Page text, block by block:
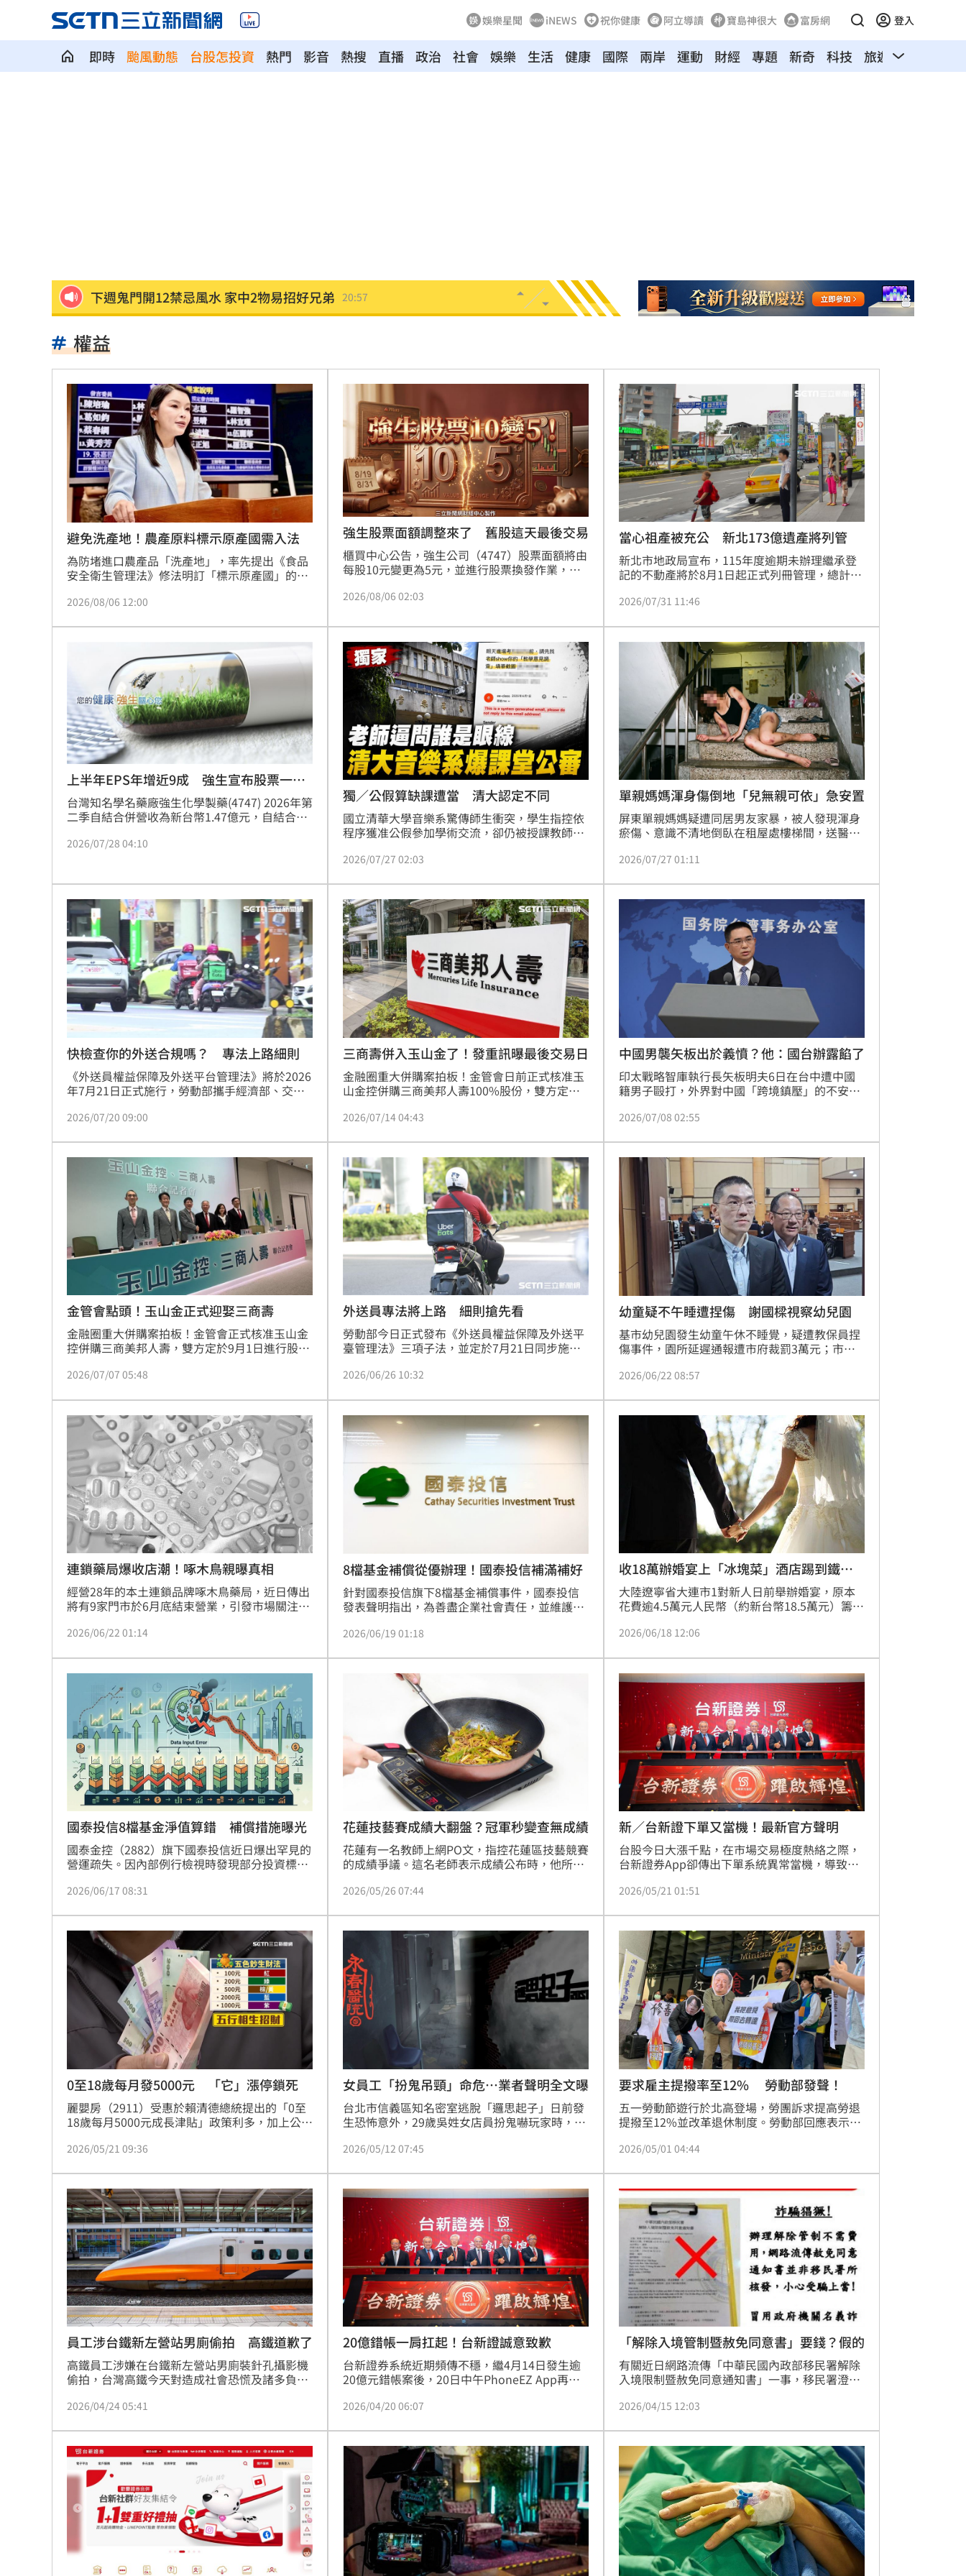
娛樂星聞 iNEWS 祝你健康 阿立導讀 寶島神很大 富房網 登入
即時 颱風動態 台股怎投資 熱門 影音 熱搜 直播 政治 社會 娛樂 生活 健康 國際 兩岸 運動 財經 專題 新奇 科技 旅遊 汽車
下週鬼門開12禁忌風水 家中2物易招好兄弟 20:57
一直放屁還大不出來！醫揭大腸癌3警訊
攪局父親節！中颱白海豚挾狂風暴雨炸雙北 20:30
泰國少年槍案 揭家庭、校園槍枝管理困境 20:20
獨／早療課彈7歲童額頭 家長控不當治療 20:11
AKIRA開唱藏彩蛋！兒子首度驚喜獻「聲」 20:06
台灣囡仔來了 馬蒔權開唱嗨喊：我是誰？ 20:05
驚傳駭客猛攻華爾街 多家受害者已吐贖金 20:02
公推孫散步遭撞亡 女慟:沒有爸爸的父親節 19:42
台南大貨車、自小客事故 1名駕駛死亡 19:38
崔立于高雄開唱 台下讓他氣噗噗：隨便啦 19:32
兄弟打線突破後勁 黃韋盛3打點率隊2連勝 19:32
龍藏經7折仍要131.6萬 他原價現金秒結帳 19:29
台灣彩券開獎直播中
LIVE三立+24小時直播 15:27
台彩父親節推新刮刮樂千萬頭獎超「爸」氣 12:00
「拍片人的多重宇宙」職涯論壇9/12登場！ 10:30
8國球員齊聚高雄 Formosa 7s掀足球熱潮 10:00
理想混蛋號召粉絲跨海追星吃美食！ 18:15
權益
避免洗產地！農產原料標示原產國需入法
為防堵進口農產品「洗產地」，率先提出《食品
安全衛生管理法》修法明訂「標示原產國」的立
依據製造時「投料重量」前三名作為揭示標準，
特定農漁畜產品原料，且實際上含有該原料，也
必須標示原產國，避免業者利用配方比例來規
2026/08/06 12:00
強生股票面額調整來了 舊股這天最後交易
櫃買中心公告，強生公司（4747）股票面額將由
每股10元變更為5元，並進行股票換發作業，新
別提醒投資人，新股票上櫃買賣日之參考價將按
收盤價之2分之1，強生公司之股票簡稱將更改為
「強生*」。
2026/08/06 02:03
當心祖產被充公 新北173億遺產將列管
新北市地政局宣布，115年度逾期未辦理繼承登
記的不動產將於8月1日起正式列冊管理，總計涉
物，總價值高達173.73億元。其中，三重區一筆
若列冊管理15年期滿仍未辦理，不動產將移交國
產署公開標售，所得價款若10年無人領取將歸國
庫。為保障權益，繼承人可先申請「公同共有」
登記，若遇繼承疑義，可至「新北不動產愛連
網」查詢詳細資訊，或向各地政事務所諮詢，呼
籲民眾把握權益，避免財產充公。
2026/07/31 11:46
上半年EPS年增近9成 強生宣布股票一拆
二
台灣知名學名藥廠強生化學製藥(4747) 2026年第
二季自結合併營收為新台幣1.47億元，自結合併
元，歸屬於母公司業主稅後淨利1,148.5萬元，每
2026/07/28 04:10
獨／公假算缺課遭當 清大認定不同
國立清華大學音樂系驚傳師生衝突，學生指控依
程序獲准公假參加學術交流，卻仍被授課教師認
公假不應視為無故缺課，更不得影響修課權益，
專家分析，公假性質與是否為校方指派是認定關
鍵，若屬自主參與行程，師生間易產生溝通落
差。此事件凸顯大學教學自主與行政規範間的模
糊地帶，也引發外界對於公假制度與課程出席率
如何平衡的熱議。目前校方已介入處理，期盼釐
清爭議並保障學生受教權益，避免學術交流與課
業成績產生難以挽回的衝突。
2026/07/27 02:03
單親媽媽渾身傷倒地「兒無親可依」急安置
屏東單親媽媽疑遭同居男友家暴，被人發現渾身
瘀傷、意識不清地倒臥在租屋處樓梯間，送醫還
她的孩子小明（化名）仍就讀國小，為確保學童
寄養家庭，向法院聲請延長安置獲准。
2026/07/27 01:11
快檢查你的外送合規嗎？ 專法上路細則
《外送員權益保障及外送平台管理法》將於2026
年7月21日正式施行，勞動部攜手經濟部、交通
相對弱勢地位。新法落實勞動保障，明確報酬計
過《外送合作契約範本》強化與合作商家的交易
公平。針對交通及食安議題，交通部與衛福部將
嚴管外送員行車安全與餐點配送衛生。勞動部已
建置「外送員權益保障專區」並建立常態性溝通
機制，呼籲平台業者落實法規，共同打造安全、
公平與透明的外送產業永續經營環境。
2026/07/20 09:00
三商壽併入玉山金了！發重訊曝最後交易日
金融圈重大併購案拍板！金管會日前正式核准玉
山金控併購三商美邦人壽100%股份，雙方定於9
金0.2596股，三商壽將正式下市，股票最後交易
2026/07/14 04:43
中國男襲矢板出於義憤？他：國台辦露餡了
印太戰略智庫執行長矢板明夫6日在台中遭中國
籍男子毆打，外界對中國「跨境鎮壓」的不安升
稱，這名男子「出於義憤」做出相關舉動，「完
者周軒說，國台辦的聲明已經露餡了。
2026/07/08 02:55
金管會點頭！玉山金正式迎娶三商壽
金融圈重大併購案拍板！金管會正式核准玉山金
控併購三商美邦人壽，雙方定於9月1日進行股份
產規模一舉突破6兆元，晉升國內第5大金控，並
用三商壽全體員工並保障三年權益，確保245萬
名保戶服務不中斷。此外，金管會要求玉山金10
年內不得出脫持股，並需持續挹注增資。玉山金
預計年底前將三商壽更名為「玉山人壽」，象徵
集團金融版圖整合完成，邁向全方位金控發展的
新里程碑。
2026/07/07 05:48
外送員專法將上路 細則搶先看
勞動部今日正式發布《外送員權益保障及外送平
臺管理法》三項子法，並定於7月21日同步施
及申訴機制等保障，更首創「終止契約經濟補
獲6個月平均報酬補償。此外，定型化契約嚴禁
平台片面扣薪或抽取小費，並要求停權處分須具
透明度與比例原則，全面強化外送產業的公平性
與勞工權益，落實產業永續發展。
2026/06/26 10:32
幼童疑不午睡遭捏傷 謝國樑視察幼兒園
基市幼兒園發生幼童午休不睡覺，疑遭教保員捏
傷事件，園所延遲通報遭市府裁罰3萬元；市長
件零容忍，將依法追究相關責任。
2026/06/22 08:57
連鎖藥局爆收店潮！啄木鳥親曝真相
經營28年的本土連鎖品牌啄木鳥藥局，近日傳出
將有9家門市於6月底結束營業，引發市場關注。
危機，更有傳聞指出後續恐有更多據點面臨調
應，強調相關措施屬於企業正常營運調整，並非
外界揣測的異常狀況。
2026/06/22 01:14
8檔基金補償從優辦理！國泰投信補滿補好
針對國泰投信旗下8檔基金補償事件，國泰投信
發表聲明指出，為善盡企業社會責任，並維護受
部分不予追回，短少部分加計利息全額補償，展
2026/06/19 01:18
收18萬辦婚宴上「冰塊菜」酒店踢到鐵板
了
大陸遼寧省大連市1對新人日前舉辦婚宴，原本
花費逾4.5萬元人民幣（約新台幣18.5萬元）籌辦
延誤，甚至在賓客尚未用餐完畢前遭要求離場。
已出面致歉，但新人拒絕接受賠償方案，並表示
將透過法律途徑維護權益。
2026/06/18 12:06
國泰投信8檔基金淨值算錯 補償措施曝光
國泰金控（2882）旗下國泰投信近日爆出罕見的
營運疏失。因內部例行檢視時發現部分投資標的
算錯誤，影響期間最長達1至7個月不等。為了確
期間的基金淨值，並於15日正式公告，將針對受
影響的申購、買回及庫存投資人祭出3大補救措
施，強調將秉持「從優原則」辦理，所有補償與
衍生成本皆由公司全數買單。
2026/06/17 08:31
花蓮技藝賽成績大翻盤？冠軍秒變查無成績
花蓮有一名教師上網PO文，指控花蓮區技藝競賽
的成績爭議。這名老師表示成績公布時，他所帶
通知成績誤植，學生的成績一瞬間從冠軍變成查
多人的成績當晚集體被蒸發，主辦學校給的理由
讓他完全無法接受。
2026/05/26 07:44
新／台新證下單又當機！最新官方聲明
台股今日大漲千點，在市場交易極度熱絡之際，
台新證券App卻傳出下單系統異常當機，導致許
台新證券緊急啟動應變機制，並宣佈系統已於今
明深表歉意，強調將全力保障客戶資產權益不受
系統異常影響，未來也會持續加強系統穩定性與
維護工作，致力於提供更優質穩定的投資環境，
以維護廣大客戶的交易權益。
2026/05/21 01:51
0至18歲每月發5000元 「它」漲停鎖死
麗嬰房（2911）受惠於賴清德總統提出的「0至
18歲每月5000元成長津貼」政策利多，加上公司
轉為「公允價值模式」。此舉使資產重估後股東
政策紅利與資產活化雙重加持下，麗嬰房股價連
6日大漲，累計漲幅逾46%，21日早盤更強勢跳
空漲停至7.90元，吸引數千張買單死鎖排隊，後
市表現受市場高度關注。
2026/05/21 09:36
女員工「扮鬼吊頸」命危…業者聲明全文曝
台北市信義區知名密室逃脫「邏思起子」日前發
生恐怖意外，29歲吳姓女店員扮鬼嚇玩家時，不
事引發譁然，家屬提告業者，市府勞工局依法開
其家屬致上最深切的慰問；並表示已暫停營業，
針對所有預約的顧客亦將陸續完成退費，確保顧
客權益。
2026/05/12 07:45
要求雇主提撥率至12% 勞動部發聲！
五一勞動節遊行於北高登場，勞團訴求提高勞退
提撥至12%並改革退休制度。勞動部回應表示高
討制度以實質增加保障。政府已累計撥補勞保基
法。此外，勞動部持續推動最低工資調漲、育兒
彈性方案及外送員權益保障，致力打造尊嚴勞動
與友善職場，確保勞工權益與保險財務穩健運
作。
2026/05/01 04:44
員工涉台鐵新左營站男廁偷拍 高鐵道歉了
高鐵員工涉嫌在台鐵新左營站男廁裝針孔攝影機
偷拍，台灣高鐵今天對造成社會恐慌及諸多負面
感受，已從嚴從速予以解僱。
2026/04/24 05:41
20億錯帳一肩扛起！台新證誠意致歉
台新證券系統近期頻傳不穩，繼4月14日發生逾
20億元錯帳案後，20日中午PhoneEZ App再度
實申報金額達20.11億元，將自行承擔4,300萬元
致歉，並建議改用Woojii等平台應急。台新證券
表示，已將系統穩定度列為首要工作，正全力配
合主管機關查核與優化，以維護投資人權益及市
場秩序，僅部分定期定額功能仍調修中。
2026/04/20 06:07
「解除入境管制暨赦免同意書」要錢？假的
有關近日網路流傳「中華民國內政部移民署解除
入境限制暨赦免同意通知書」一事，移民署澄
不需要費用，行為人已涉犯刑法詐欺罪嫌，民眾
醒民眾切勿輕信或透過不明管道辦理，以免權益
受損。
2026/04/15 12:03